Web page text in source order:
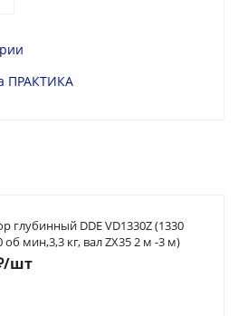
ПРАКТИКА
глубинный DDE VD1330Z (1330
об мин,3,3 кг, вал ZX35 2 м -3 м)
/шт